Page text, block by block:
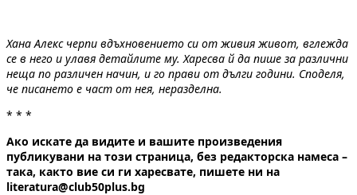
Хана Алекс черпи вдъхновението си от живия живот, вглежда
се в него и улавя детайлите му. Харесва й да пише за различни
неща по различен начин, и го прави от дълги години. Споделя,
че писането е част от нея, неразделна.
* * *
Ако искате да видите и вашите произведения
публикувани на този страница, без редакторска намеса –
така, както вие си ги харесвате, пишете ни на
literatura@club50plus.bg